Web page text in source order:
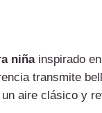
niñainspirado
transmite
aire clásico y